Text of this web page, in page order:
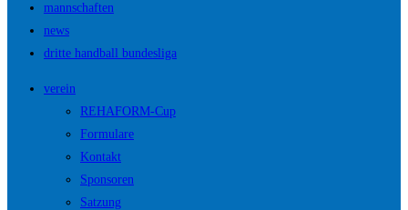
mannschaften
news
dritte handball bundesliga
verein
REHAFORM-Cup
Formulare
Kontakt
Sponsoren
Satzung